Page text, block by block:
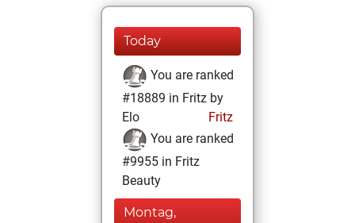
Today
You are ranked
#18889 in Fritz by
Elo
Fritz
You are ranked
#9955 in Fritz
Beauty
Montag,